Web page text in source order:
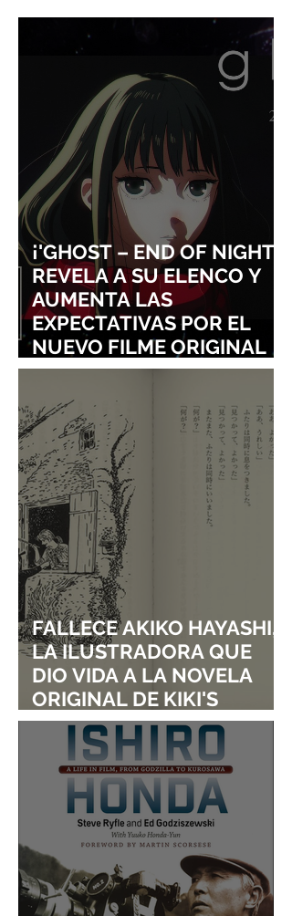
LAUGH, SHIJIMA-SAN"
¡'GHOST – END OF NIGHT'
REVELA A SU ELENCO Y
AUMENTA LAS
EXPECTATIVAS POR EL
NUEVO FILME ORIGINAL
DE SHINGO NATSUME!
FALLECE AKIKO HAYASHI,
LA ILUSTRADORA QUE
DIO VIDA A LA NOVELA
ORIGINAL DE KIKI'S
DELIVERY SERVICE